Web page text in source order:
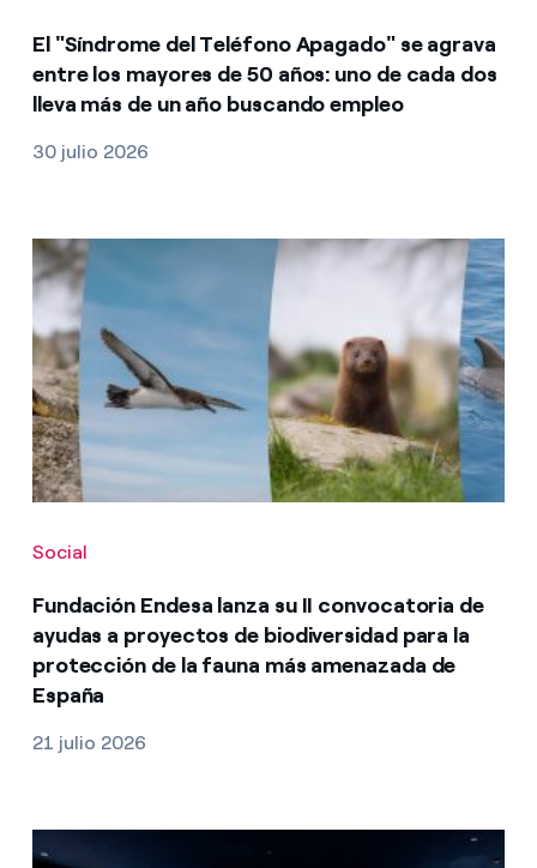
El "Síndrome del Teléfono Apagado" se agrava
entre los mayores de 50 años: uno de cada dos
lleva más de un año buscando empleo
30 julio 2026
Social
Fundación Endesa lanza su II convocatoria de
ayudas a proyectos de biodiversidad para la
protección de la fauna más amenazada de
España
21 julio 2026